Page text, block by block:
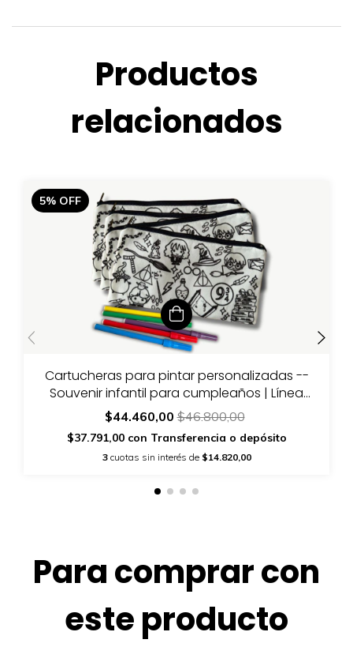
Productos
relacionados
5% OFF
Cartucheras para pintar personalizadas --
Souvenir infantil para cumpleaños | Línea
Essential
$44.460,00$46.800,00
$37.791,00 con Transferencia o depósito
3 cuotas sin interés de $14.820,00
Para comprar con
este producto